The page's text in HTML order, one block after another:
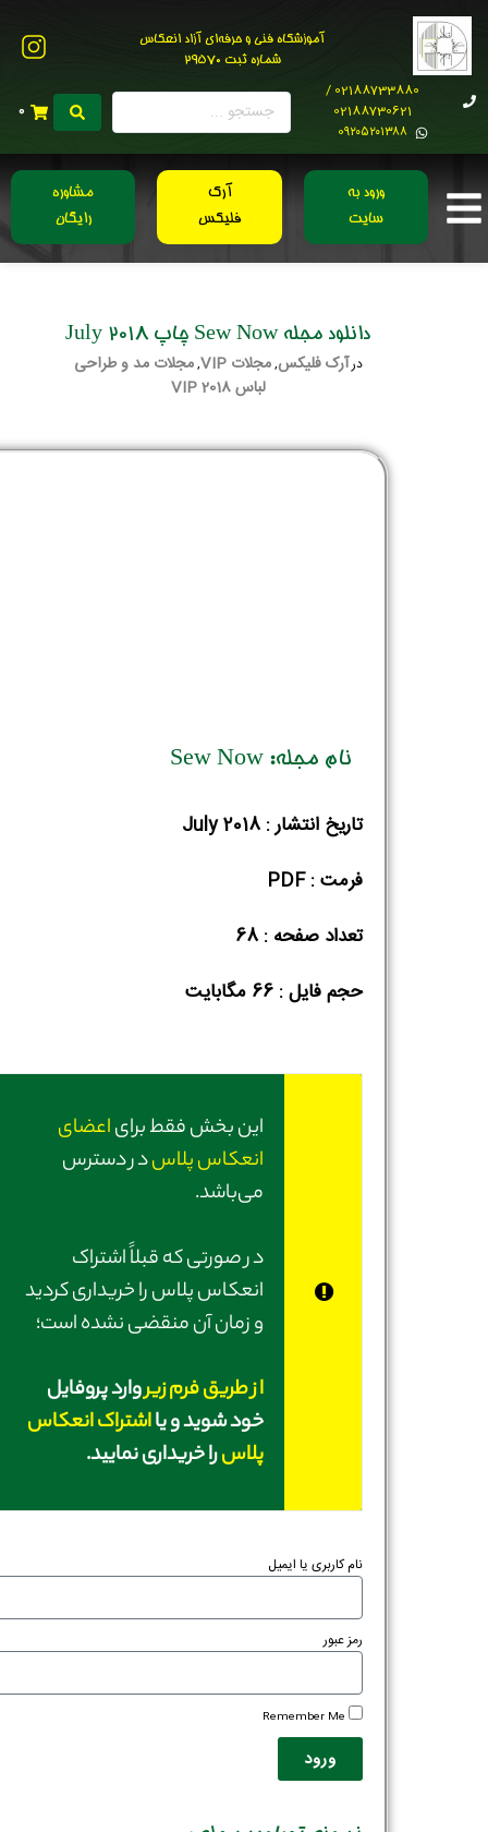
آموزشگاه فنی و حرفه‌ای آزاد انعکاس
شماره ثبت 29570
02188733880 /
02188730621
0۹۲۰۵۲۰۱۳۸۸
0
ورود به
سایت
آرک
فلیکس
مشاوره
رایگان
دانلود مجله Sew Now چاپ July 2018
درآرک فلیکس,مجلات VIP ,مجلات مد و طراحی
لباس 2018 VIP
نام مجله: Sew Now
تاریخ انتشار : July 2018
فرمت : PDF
تعداد صفحه : 68
حجم فایل :‌ 66 مگابایت
این بخش فقط برایاعضای
انعکاس پلاسدر دسترس
می‌باشد.
در صورتی‌ که قبلاً اشتراک
انعکاس پلاس را خریداری کردید
و زمان آن منقضی نشده است؛
از طریق فرم زیروارد پروفایل
خود شوید و یااشتراک انعکاس
پلاسرا خریداری نمایید.
نام کاربری یا ایمیل
رمز عبور
Remember Me
ورود